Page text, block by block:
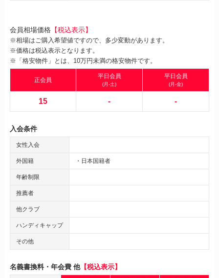
会員相場価格 【税込表示】
※相場はご購入希望値ですので、多少変動があります。
※価格は税込表示となります。
※「格安物件」とは、10万円未満の格安物件です。
正会員
平日会員
(月-土)
平日会員
(月-金)
15 - -
入会条件
女性入会
外国籍 ・日本国籍者
年齢制限
推薦者
他クラブ
ハンディキャップ
その他
名義書換料・年会費 他【税込表示】